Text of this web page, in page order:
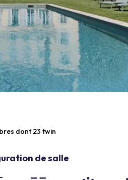
dont 23 twin
de salle